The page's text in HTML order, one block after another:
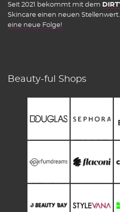
Seit 2021 bekommt mit dem
Skincare einen neuen Stellenwert.
eine neue Folge!
Beauty-ful Shops